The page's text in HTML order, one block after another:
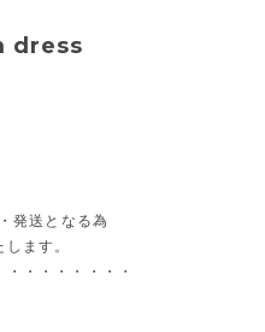
dress
発送となる為
ます。
・・・・・・・